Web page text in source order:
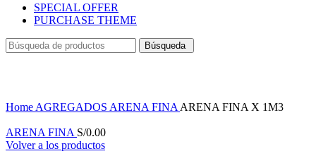
SPECIAL OFFER
PURCHASE THEME
Búsqueda
Home AGREGADOS ARENA FINA ARENA FINA X 1M3
ARENA FINA S/0.00
Volver a los productos